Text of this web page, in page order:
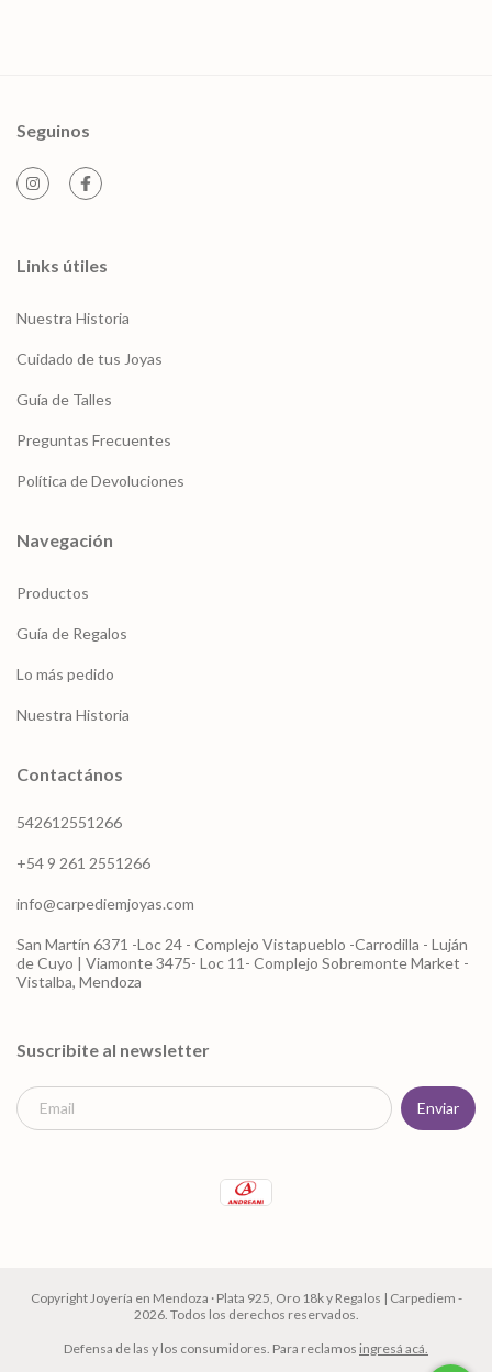
Seguinos
Links útiles
Nuestra Historia
Cuidado de tus Joyas
Guía de Talles
Preguntas Frecuentes
Política de Devoluciones
Navegación
Productos
Guía de Regalos
Lo más pedido
Nuestra Historia
Contactános
542612551266
+54 9 261 2551266
info@carpediemjoyas.com
San Martín 6371 -Loc 24 - Complejo Vistapueblo -Carrodilla - Luján
de Cuyo | Viamonte 3475- Loc 11- Complejo Sobremonte Market -
Vistalba, Mendoza
Suscribite al newsletter
Copyright Joyería en Mendoza · Plata 925, Oro 18k y Regalos | Carpediem -
2026. Todos los derechos reservados.
Defensa de las y los consumidores. Para reclamos ingresá acá.